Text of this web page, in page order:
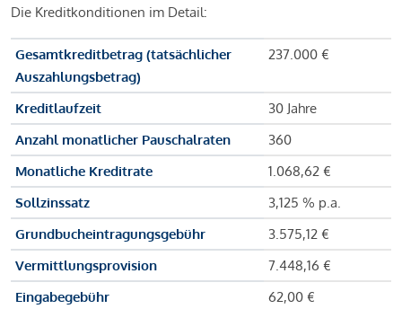
Die Kreditkonditionen im Detail:
Gesamtkreditbetrag (tatsächlicher
Auszahlungsbetrag)
237.000 €
Kreditlaufzeit
30 Jahre
Anzahl monatlicher Pauschalraten
360
Monatliche Kreditrate
1.068,62 €
Sollzinssatz
3,125 % p.a.
Grundbucheintragungsgebühr
3.575,12 €
Vermittlungsprovision
7.448,16 €
Eingabegebühr
62,00 €